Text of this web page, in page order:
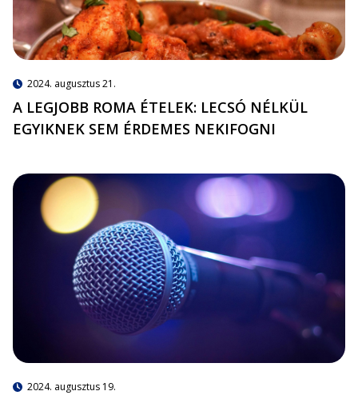
2024. augusztus 21.
A LEGJOBB ROMA ÉTELEK: LECSÓ NÉLKÜL
EGYIKNEK SEM ÉRDEMES NEKIFOGNI
2024. augusztus 19.